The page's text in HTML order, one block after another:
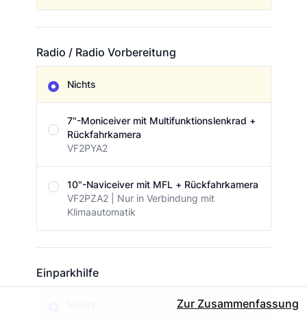
Radio / Radio Vorbereitung
Nichts
7"-Moniceiver mit Multifunktionslenkrad +
Rückfahrkamera
VF2PYA2
10"-Naviceiver mit MFL + Rückfahrkamera
VF2PZA2 | Nur in Verbindung mit
Klimaautomatik
Einparkhilfe
Zur Zusammenfassung